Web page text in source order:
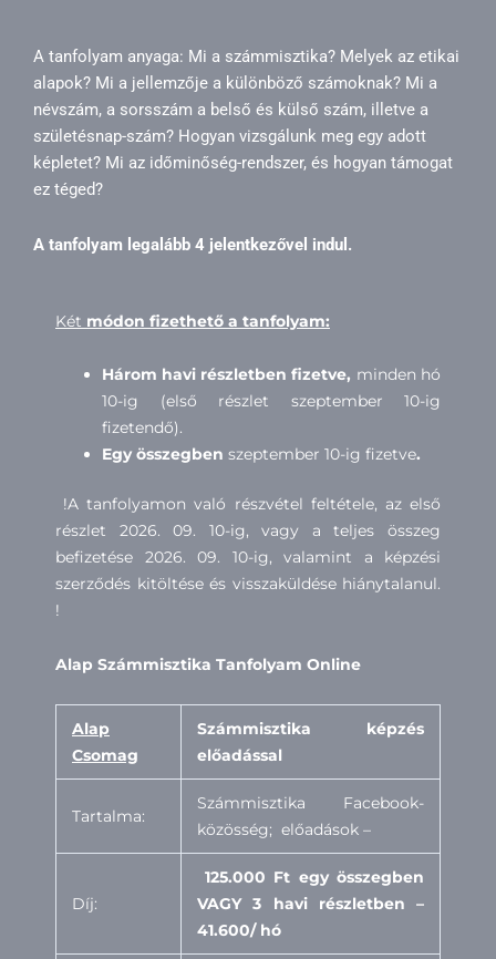
A tanfolyam anyaga: Mi a számmisztika? Melyek az etikai
alapok? Mi a jellemzője a különböző számoknak? Mi a
névszám, a sorsszám a belső és külső szám, illetve a
születésnap-szám? Hogyan vizsgálunk meg egy adott
képletet? Mi az időminőség-rendszer, és hogyan támogat
ez téged?
A tanfolyam legalább 4 jelentkezővel indul.
Két módon fizethető a tanfolyam:
Három havi részletben fizetve, minden hó
10-ig (első részlet szeptember 10-ig
fizetendő).
Egy összegben szeptember 10-ig fizetve.
!A tanfolyamon való részvétel feltétele, az első
részlet 2026. 09. 10-ig, vagy a teljes összeg
befizetése 2026. 09. 10-ig, valamint a képzési
szerződés kitöltése és visszaküldése hiánytalanul.
!
Alap Számmisztika Tanfolyam Online
Alap
Csomag
Számmisztika képzés
előadással
Tartalma:
Számmisztika Facebook-
közösség; előadások –
Díj:
125.000 Ft egy összegben
VAGY 3 havi részletben –
41.600/ hó